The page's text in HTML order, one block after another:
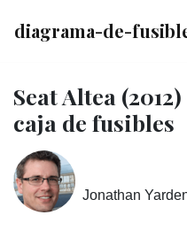
diagrama-de-
Seat Altea
caja de fusibles
Jonathan